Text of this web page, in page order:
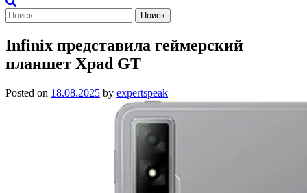
Найти:
Infinix представила геймерский
планшет Xpad GT
Posted on 18.08.2025 by expertspeak